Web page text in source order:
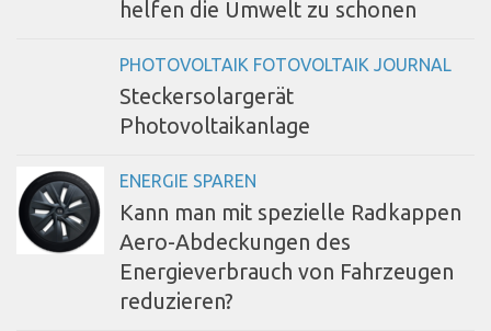
helfen die Umwelt zu schonen
PHOTOVOLTAIK FOTOVOLTAIK JOURNAL
Steckersolargerät
Photovoltaikanlage
ENERGIE SPAREN
Kann man mit spezielle Radkappen
Aero-Abdeckungen des
Energieverbrauch von Fahrzeugen
reduzieren?